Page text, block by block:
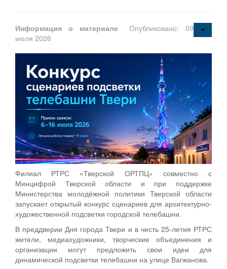
Информация о материале
Опубликовано: 09
июля 2026
Филиал РТРС «Тверской ОРТПЦ» совместно с
Минцифрой Тверской области и при поддержке
Министерства молодёжной политики Тверской области
запускает открытый конкурс сценариев для архитектурно-
художественной подсветки городской телебашни.
В преддверии Дня города Твери и в честь 25-летия РТРС
жители, медиахудожники, творческие объединения и
организации могут предложить свои идеи для
динамической подсветки телебашни на улице Вагжанова.